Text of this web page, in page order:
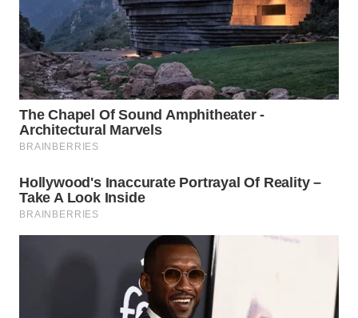
WN
BOROBUDUR
WN
MADURA
SURABAYA
WN
NATUNA